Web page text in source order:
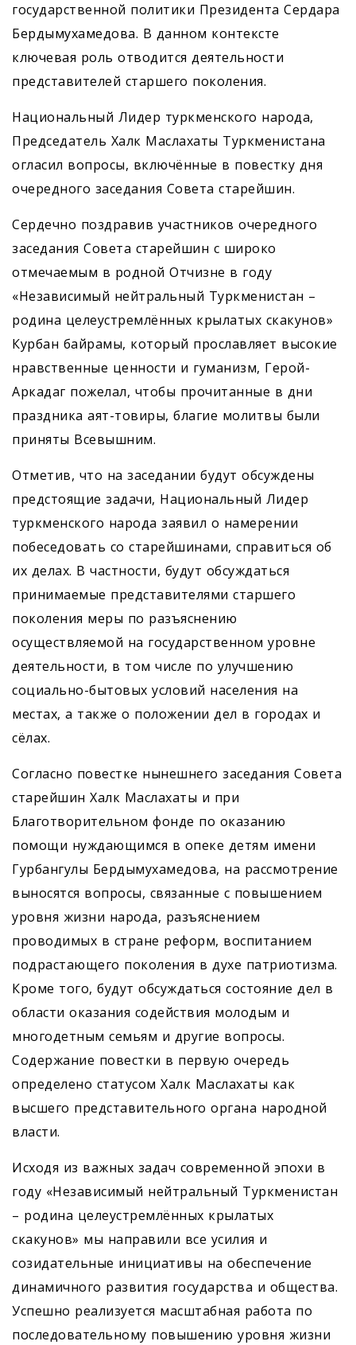
государственной политики Президента Сердара
Бердымухамедова. В данном контексте
ключевая роль отводится деятельности
представителей старшего поколения.
Национальный Лидер туркменского народа,
Председатель Халк Маслахаты Туркменистана
огласил вопросы, включённые в повестку дня
очередного заседания Совета старейшин.
Сердечно поздравив участников очередного
заседания Совета старейшин с широко
отмечаемым в родной Отчизне в году
«Независимый нейтральный Туркменистан –
родина целеустремлённых крылатых скакунов»
Курбан байрамы, который прославляет высокие
нравственные ценности и гуманизм, Герой-
Аркадаг пожелал, чтобы прочитанные в дни
праздника аят-товиры, благие молитвы были
приняты Всевышним.
Отметив, что на заседании будут обсуждены
предстоящие задачи, Национальный Лидер
туркменского народа заявил о намерении
побеседовать со старейшинами, справиться об
их делах. В частности, будут обсуждаться
принимаемые представителями старшего
поколения меры по разъяснению
осуществляемой на государственном уровне
деятельности, в том числе по улучшению
социально-бытовых условий населения на
местах, а также о положении дел в городах и
сёлах.
Согласно повестке нынешнего заседания Совета
старейшин Халк Маслахаты и при
Благотворительном фонде по оказанию
помощи нуждающимся в опеке детям имени
Гурбангулы Бердымухамедова, на рассмотрение
выносятся вопросы, связанные с повышением
уровня жизни народа, разъяснением
проводимых в стране реформ, воспитанием
подрастающего поколения в духе патриотизма.
Кроме того, будут обсуждаться состояние дел в
области оказания содействия молодым и
многодетным семьям и другие вопросы.
Содержание повестки в первую очередь
определено статусом Халк Маслахаты как
высшего представительного органа народной
власти.
Исходя из важных задач современной эпохи в
году «Независимый нейтральный Туркменистан
– родина целеустремлённых крылатых
скакунов» мы направили все усилия и
созидательные инициативы на обеспечение
динамичного развития государства и общества.
Успешно реализуется масштабная работа по
последовательному повышению уровня жизни